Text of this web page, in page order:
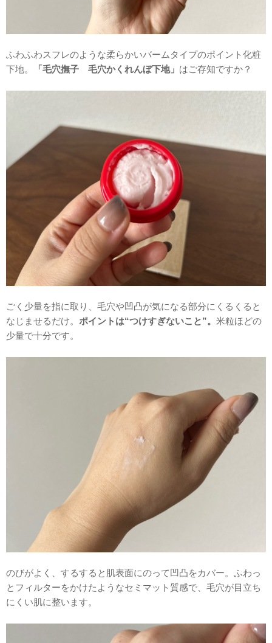
ふわふわスフレのような柔らかいバームタイプのポイント化粧
下地。
「毛穴撫子 毛穴かくれんぼ下地」 はご存知ですか？
ごく少量を指に取り、毛穴や凹凸が気になる部分にくるくると
なじませるだけ。 ポイントは“つけすぎないこと”。 米粒ほどの
少量で十分です。
のびがよく、するすると肌表面にのって凹凸をカバー。ふわっ
とフィルターをかけたようなセミマット質感で、毛穴が目立ち
にくい肌に整います。